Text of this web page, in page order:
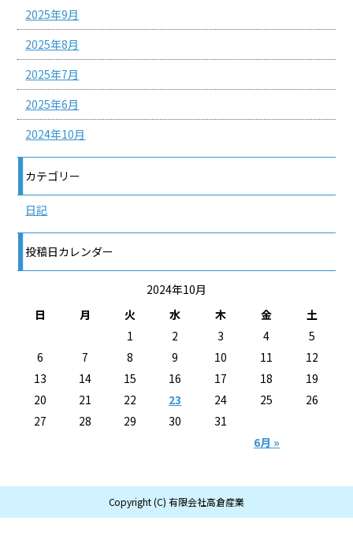
2025年9月
2025年8月
2025年7月
2025年6月
2024年10月
カテゴリー
日記
投稿日カレンダー
2024年10月
日
月 火 水 木 金 土
6月 »
1 2 3 4
5
6
7 8 9 10 11
12
13
14 15 16 17 18
19
20
21 22 23 24 25
26
27
28 29 30 31
Copyright (C) 有限会社高倉産業